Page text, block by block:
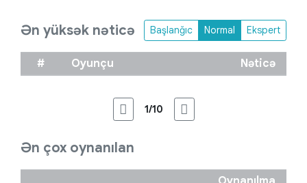
Ən yüksək nəticə Başlanğıc Normal Ekspert
# Oyunçu Nəticə
1/10
Ən çox oynanılan